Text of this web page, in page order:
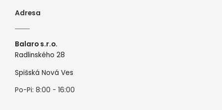
Adresa
Balaro s.r.o.
Radlinského 28
Spišská Nová Ves
Po-Pi: 8:00 - 16:00